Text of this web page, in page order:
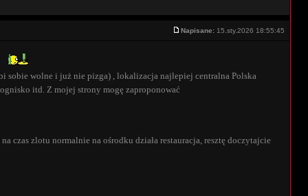
Napisane: 15.sty.2026 18:55:45
sobie wolne i już nie pizga) , lokalizacja najlepiej centralna Polska
itd. Z mojej strony mogę zaproponować
czas zlotu normalnie na ośrodku działa restauracja, resztę doczytajcie